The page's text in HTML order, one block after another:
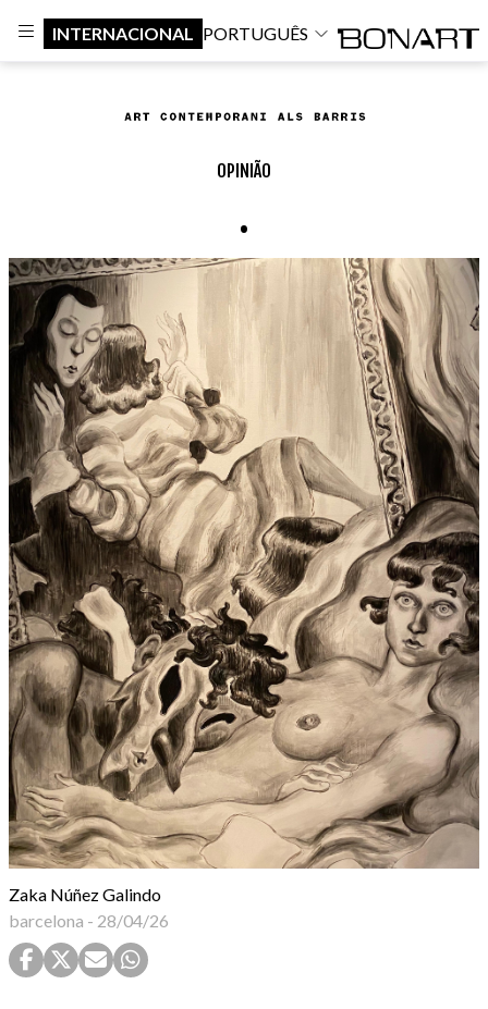
INTERNACIONAL PORTUGUÊS
OPINIÃO
.
Zaka Núñez Galindo
barcelona - 28/04/26